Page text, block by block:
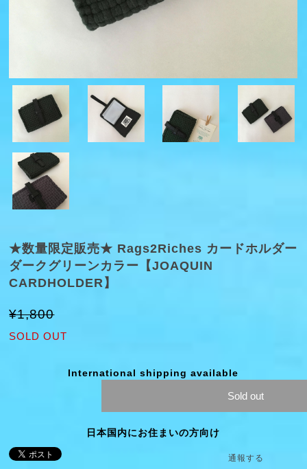
★数量限定販売★ Rags2Riches カードホルダー
ダークグリーンカラー【JOAQUIN
CARDHOLDER】
¥1,800
SOLD OUT
International shipping available
Sold out
日本国内にお住まいの方向け
通報する